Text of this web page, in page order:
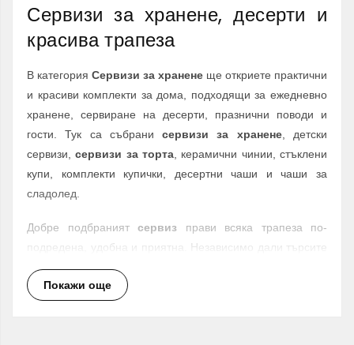
Сервизи за хранене, десерти и
красива трапеза
В категория Сервизи за хранене ще откриете практични
и красиви комплекти за дома, подходящи за ежедневно
хранене, сервиране на десерти, празнични поводи и
гости. Тук са събранисервизи за хранене, детски
сервизи,сервизи за торта , керамични чинии, стъклени
купи, комплекти купички, десертни чаши и чаши за
сладолед.
Добре подбраният сервиз прави всяка трапеза по-
подредена, удобна и приятна. Независимо дали търсите
комплект за семейна вечеря, съдове за десерт, сервиз за
торта или практична посуда за ежедневна употреба, в
Покажи още